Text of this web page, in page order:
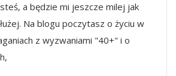
a będzie mi jeszcze milej jak
Na blogu poczytasz o życiu w
z wyzwaniami "40+" i o